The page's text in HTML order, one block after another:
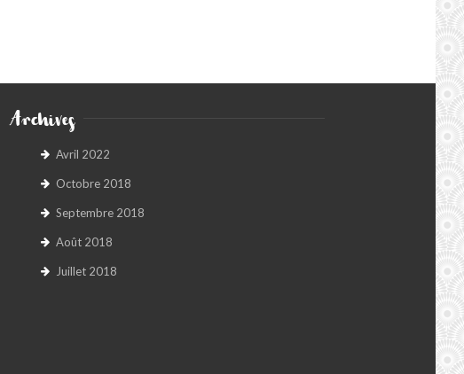
Archives
Avril 2022
Octobre 2018
Septembre 2018
Août 2018
Juillet 2018